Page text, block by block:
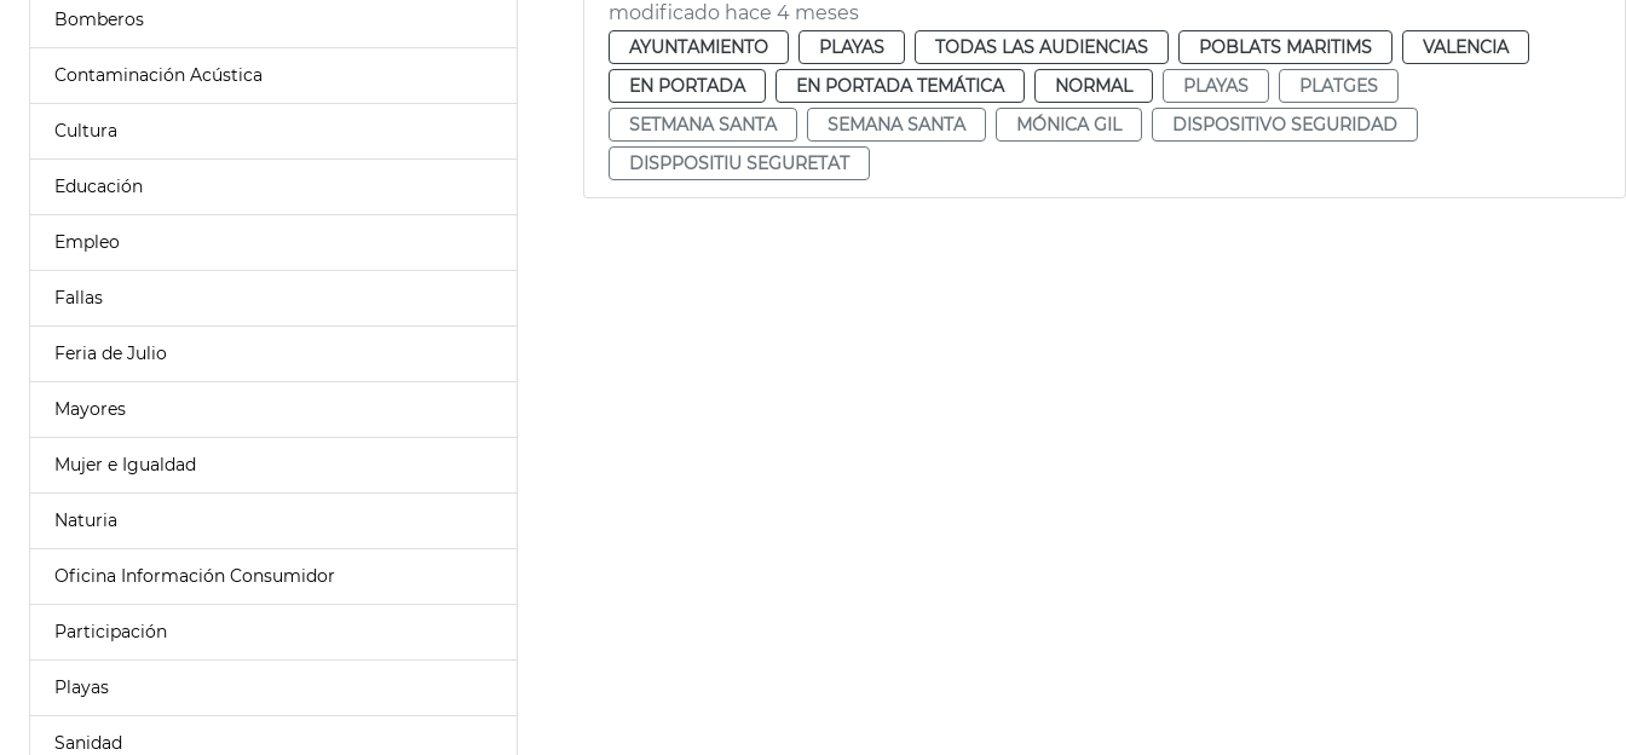
Bomberos
Contaminación Acústica
Cultura
Educación
Empleo
Fallas
Feria de Julio
Mayores
Mujer e Igualdad
Naturia
Oficina Información Consumidor
Participación
Playas
Sanidad
modificado hace 4 meses
AYUNTAMIENTO PLAYAS TODAS LAS AUDIENCIAS POBLATS MARITIMS
VALENCIA
EN PORTADA
EN PORTADA TEMÁTICA NORMAL PLAYAS
PLATGES
SETMANA SANTA
SEMANA SANTA MÓNICA GIL
DISPOSITIVO SEGURIDAD
DISPPOSITIU SEGURETAT